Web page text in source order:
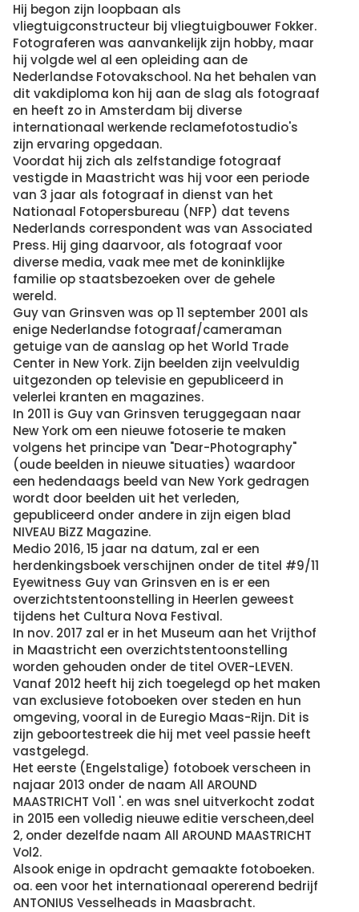
Hij begon zijn loopbaan als
vliegtuigconstructeur bij vliegtuigbouwer Fokker.
Fotograferen was aanvankelijk zijn hobby, maar
hij volgde wel al een opleiding aan de
Nederlandse Fotovakschool. Na het behalen van
dit vakdiploma kon hij aan de slag als fotograaf
en heeft zo in Amsterdam bij diverse
internationaal werkende reclamefotostudio's
zijn ervaring opgedaan.
Voordat hij zich als zelfstandige fotograaf
vestigde in Maastricht was hij voor een periode
van 3 jaar als fotograaf in dienst van het
Nationaal Fotopersbureau (NFP) dat tevens
Nederlands correspondent was van Associated
Press. Hij ging daarvoor, als fotograaf voor
diverse media, vaak mee met de koninklijke
familie op staatsbezoeken over de gehele
wereld.
Guy van Grinsven was op 11 september 2001 als
enige Nederlandse fotograaf/cameraman
getuige van de aanslag op het World Trade
Center in New York. Zijn beelden zijn veelvuldig
uitgezonden op televisie en gepubliceerd in
velerlei kranten en magazines.
In 2011 is Guy van Grinsven teruggegaan naar
New York om een nieuwe fotoserie te maken
volgens het principe van "Dear-Photography"
(oude beelden in nieuwe situaties) waardoor
een hedendaags beeld van New York gedragen
wordt door beelden uit het verleden,
gepubliceerd onder andere in zijn eigen blad
NIVEAU BiZZ Magazine.
Medio 2016, 15 jaar na datum, zal er een
herdenkingsboek verschijnen onder de titel #9/11
Eyewitness Guy van Grinsven en is er een
overzichtstentoonstelling in Heerlen geweest
tijdens het Cultura Nova Festival.
In nov. 2017 zal er in het Museum aan het Vrijthof
in Maastricht een overzichtstentoonstelling
worden gehouden onder de titel OVER-LEVEN.
Vanaf 2012 heeft hij zich toegelegd op het maken
van exclusieve fotoboeken over steden en hun
omgeving, vooral in de Euregio Maas-Rijn. Dit is
zijn geboortestreek die hij met veel passie heeft
vastgelegd.
Het eerste (Engelstalige) fotoboek verscheen in
najaar 2013 onder de naam All AROUND
MAASTRICHT Vol1 '. en was snel uitverkocht zodat
in 2015 een volledig nieuwe editie verscheen,deel
2, onder dezelfde naam All AROUND MAASTRICHT
Vol2.
Alsook enige in opdracht gemaakte fotoboeken.
oa. een voor het internationaal opererend bedrijf
ANTONIUS Vesselheads in Maasbracht.